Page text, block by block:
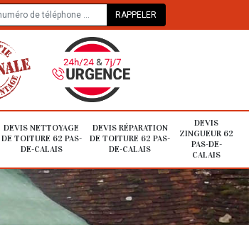
DEVIS NETTOYAGE
DE TOITURE 62 PAS-
DE-CALAIS
DEVIS RÉPARATION
DE TOITURE 62 PAS-
DE-CALAIS
DEVIS
ZINGUEUR 62
PAS-DE-
CALAIS